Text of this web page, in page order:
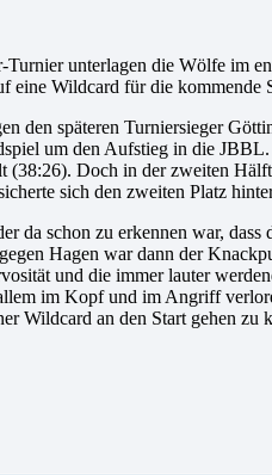
unterlagen die Wölfe im
eine Wildcard für die kommende
den späteren Turniersieger
um den Aufstieg in die JBBL.
(38:26). Doch in der zweiten
sich den zweiten Platz
da schon zu erkennen war,
Hagen war dann der
und die immer lauter
im Kopf und im Angriff
Wildcard an den Start gehen zu